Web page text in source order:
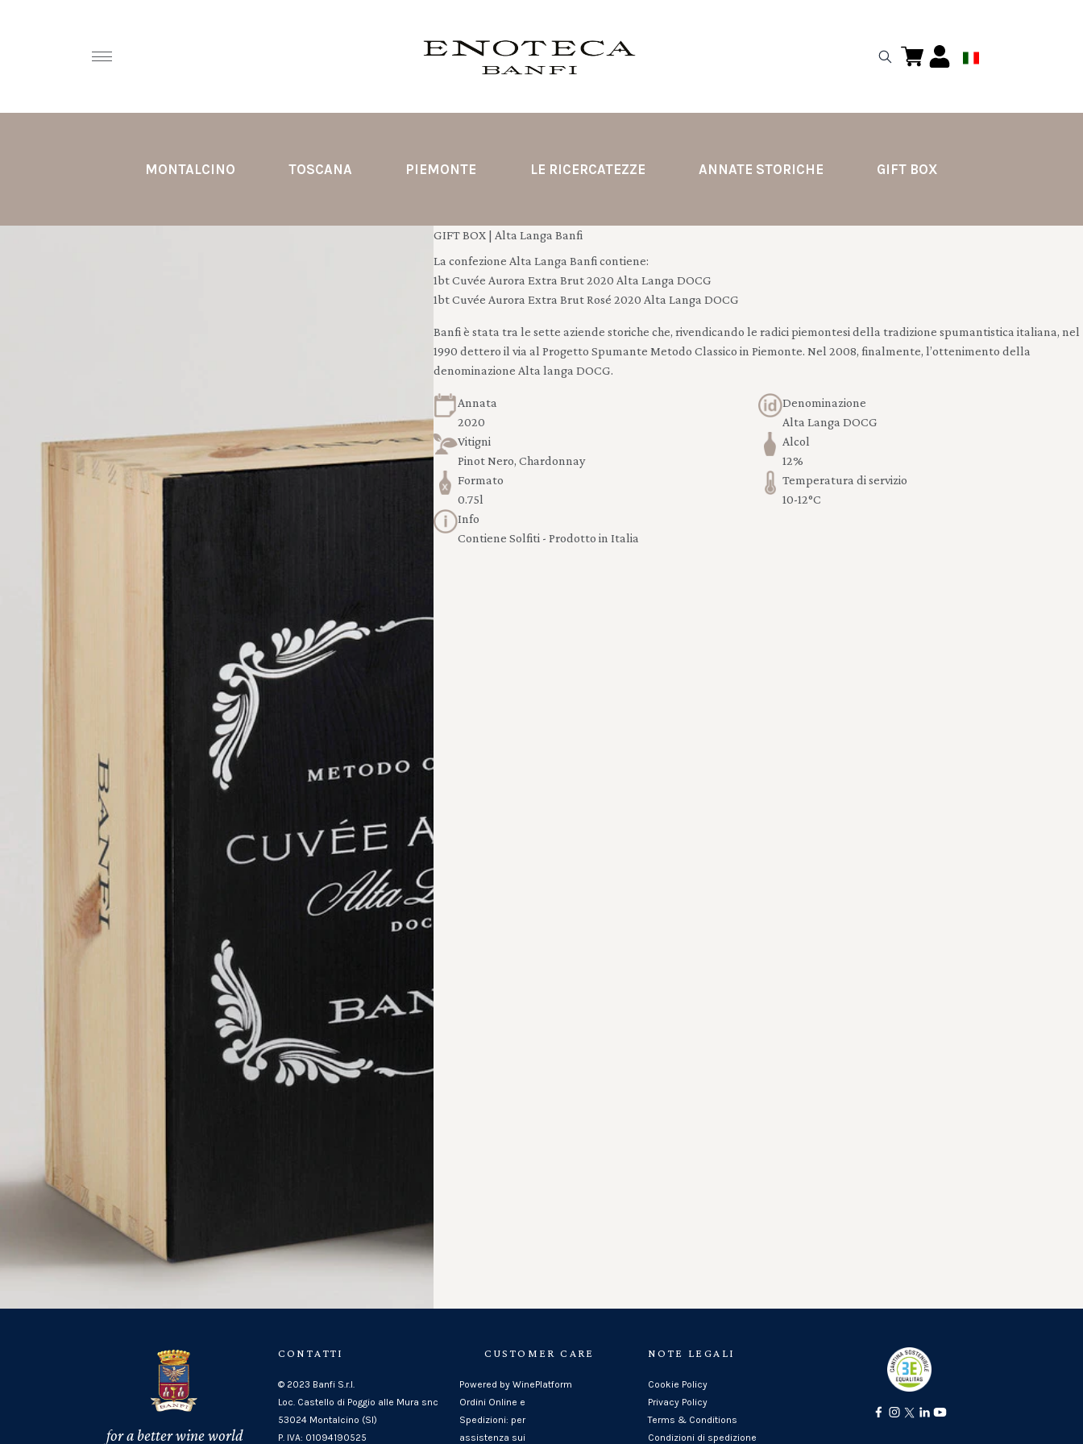
MONTALCINO TOSCANA PIEMONTE LE RICERCATEZZE ANNATE STORICHE GIFT BOX
GIFT BOX | Alta Langa Banfi
La confezione Alta Langa Banfi contiene:
1bt Cuvée Aurora Extra Brut 2020 Alta Langa DOCG
1bt Cuvée Aurora Extra Brut Rosé 2020 Alta Langa DOCG
Banfi è stata tra le sette aziende storiche che, rivendicando le radici piemontesi della tradizione spumantistica italiana, nel
1990 dettero il via al Progetto Spumante Metodo Classico in Piemonte. Nel 2008, finalmente, l’ottenimento della
denominazione Alta langa DOCG.
Annata
2020
Denominazione
Alta Langa DOCG
Vitigni
Pinot Nero, Chardonnay
Alcol
12%
Formato
0.75l
Temperatura di servizio
10-12°C
Info
Contiene Solfiti - Prodotto in Italia
for a better wine world
CONTATTI
© 2023 Banfi S.r.l.
Loc. Castello di Poggio alle Mura snc
53024 Montalcino (SI)
P. IVA: 01094190525
CUSTOMER CARE
Powered by WinePlatform
Ordini Online e
Spedizioni: per
assistenza sui
NOTE LEGALI
Cookie Policy
Privacy Policy
Terms & Conditions
Condizioni di spedizione